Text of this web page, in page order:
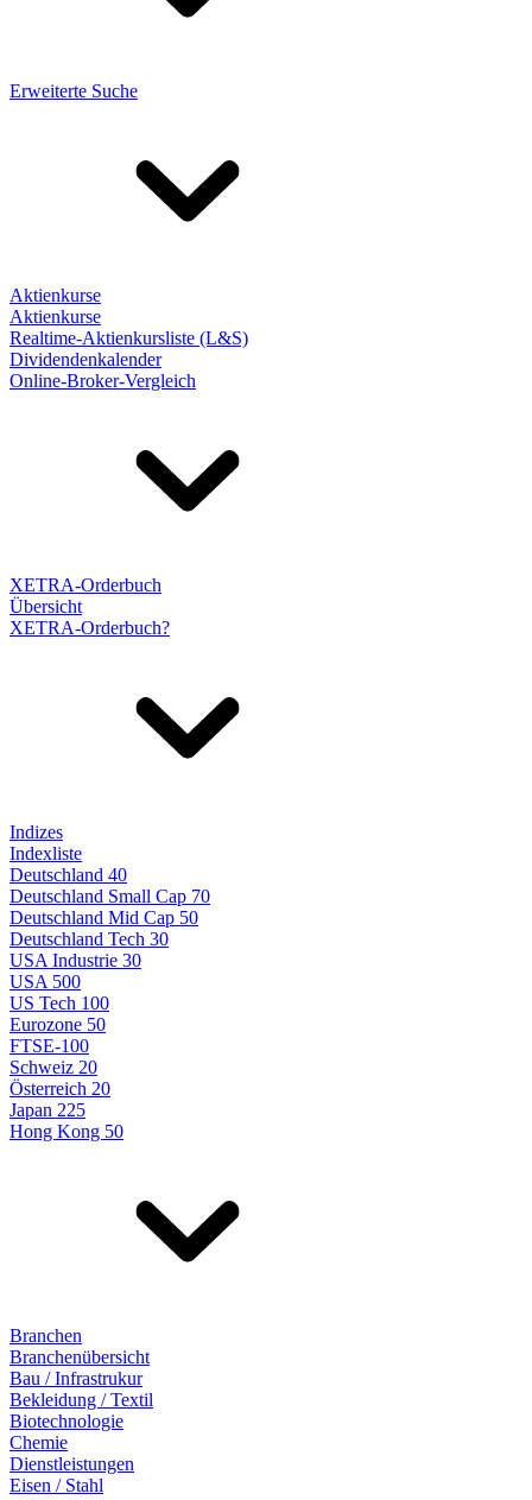
Erweiterte Suche
Aktienkurse
Aktienkurse
Realtime-Aktienkursliste (L&S)
Dividendenkalender
Online-Broker-Vergleich
XETRA-Orderbuch
Übersicht
XETRA-Orderbuch?
Indizes
Indexliste
Deutschland 40
Deutschland Small Cap 70
Deutschland Mid Cap 50
Deutschland Tech 30
USA Industrie 30
USA 500
US Tech 100
Eurozone 50
FTSE-100
Schweiz 20
Österreich 20
Japan 225
Hong Kong 50
Branchen
Branchenübersicht
Bau / Infrastrukur
Bekleidung / Textil
Biotechnologie
Chemie
Dienstleistungen
Eisen / Stahl